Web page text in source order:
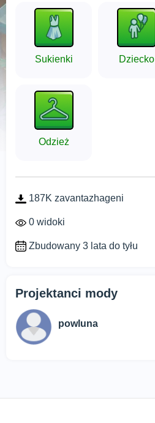
Sukienki Dziecko
Odzież
187K zavantazhageni
0 widoki
Zbudowany 3 lata do tyłu
Projektanci mody
powluna